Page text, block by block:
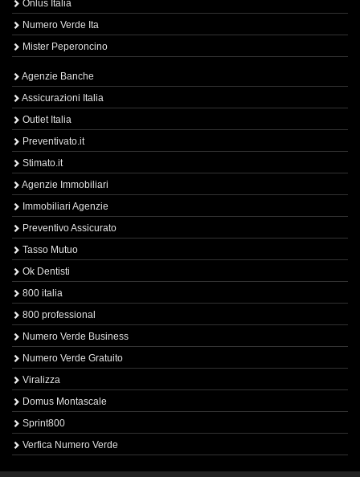
Onlus Italia
Numero Verde Ita
Mister Peperoncino
Agenzie Banche
Assicurazioni Italia
Outlet Italia
Preventivato.it
Stimato.it
Agenzie Immobiliari
Immobiliari Agenzie
Preventivo Assicurato
Tasso Mutuo
Ok Dentisti
800 italia
800 professional
Numero Verde Business
Numero Verde Gratuito
Viralizza
Domus Montascale
Sprint800
Verfica Numero Verde